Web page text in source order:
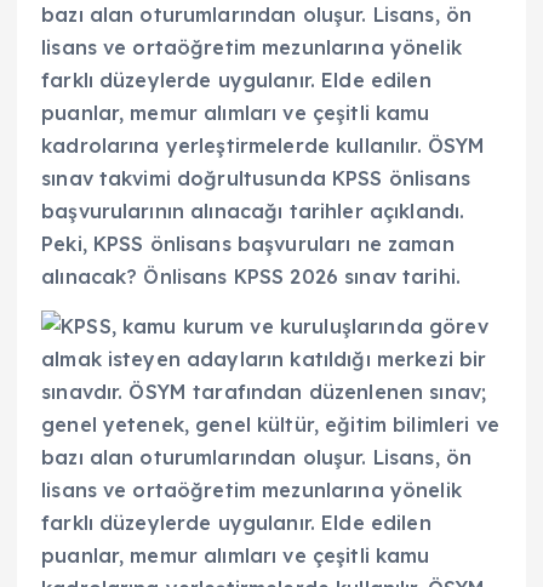
bazı alan oturumlarından oluşur. Lisans, ön
lisans ve ortaöğretim mezunlarına yönelik
farklı düzeylerde uygulanır. Elde edilen
puanlar, memur alımları ve çeşitli kamu
kadrolarına yerleştirmelerde kullanılır. ÖSYM
sınav takvimi doğrultusunda KPSS önlisans
başvurularının alınacağı tarihler açıklandı.
Peki, KPSS önlisans başvuruları ne zaman
alınacak? Önlisans KPSS 2026 sınav tarihi.